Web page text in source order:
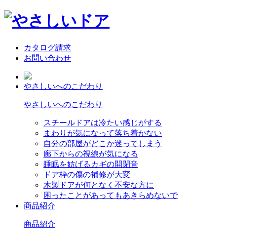
カタログ請求
お問い合わせ
やさしいへのこだわり
やさしいへのこだわり
スチールドアは冷たい感じがする
まわりが気になって落ち着かない
自分の部屋がどこか迷ってしまう
廊下からの視線が気になる
睡眠を妨げるカギの開閉音
ドア枠の傷の補修が大変
木製ドアが何となく不安な方に
困ったことがあってもあきらめないで
商品紹介
商品紹介